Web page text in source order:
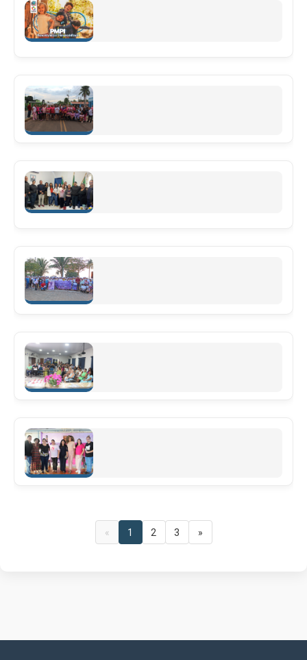
Leia mais
Leia mais
HOMENAGEM AO MÊS DA MULHER
Leia mais
Leia mais
MARCOU PRESENÇA E NOTORIEDADE EM ROCHEDO
Leia mais
QUE LEVA INCLUSÃO DIGITAL À TERCEIRA IDADE |
Rochedo-MS
Leia mais
« 1 2 3 »